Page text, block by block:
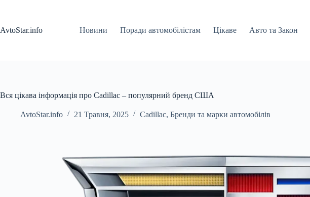
AvtoStar.info
Новини Поради автомобілістам Цікаве Авто та Закон
Вся цікава інформація про Cadillac – популярний бренд США
AvtoStar.info 21 Травня, 2025 Cadillac, Бренди та марки автомобілів